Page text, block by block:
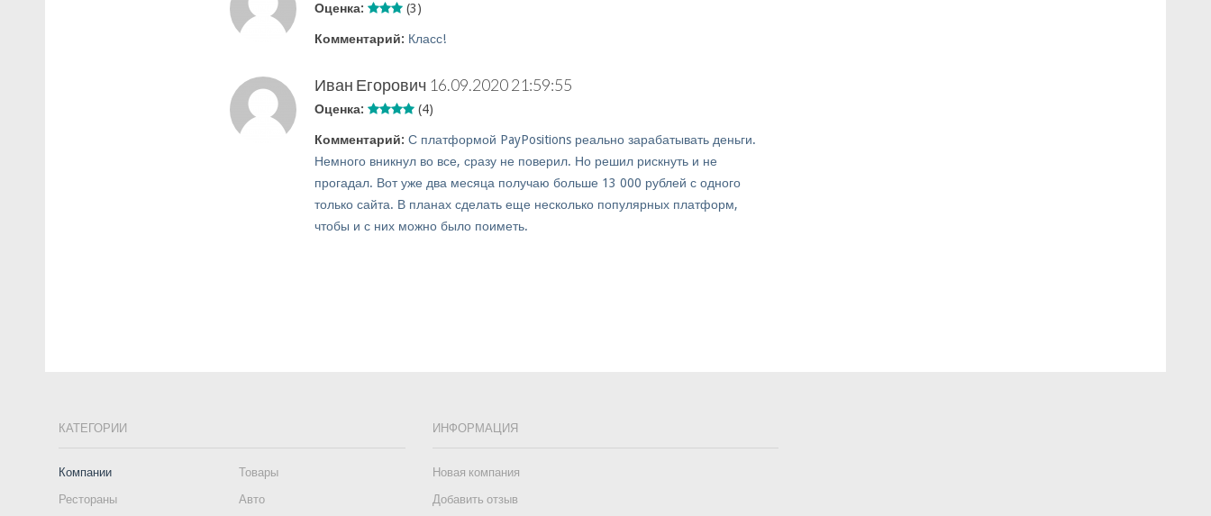
Оценка: (3)
Комментарий: Класс!
Иван Егорович 16.09.2020 21:59:55
Оценка: (4)
Комментарий: С платформой PayPositions реально зарабатывать деньги.
Немного вникнул во все, сразу не поверил. Но решил рискнуть и не
прогадал. Вот уже два месяца получаю больше 13 000 рублей с одного
только сайта. В планах сделать еще несколько популярных платформ,
чтобы и с них можно было поиметь.
КАТЕГОРИИ
Компании
Товары
Рестораны
Авто
ИНФОРМАЦИЯ
Новая компания
Добавить отзыв